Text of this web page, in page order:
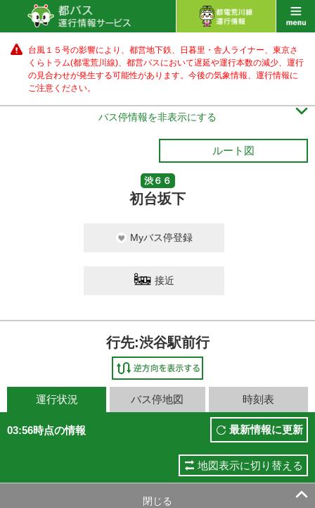
台風１５号の影響により、都営地下鉄、日暮里・舎人ライナー、東京さ
くらトラム(都電荒川線)、都営バスにおいて遅延や運行本数の減少、運行
の見合わせが発生する可能性があります。 今後の気象情報、運行情報に
ご注意ください。
バス停情報を非表示にする 
ルート図
渋６６
初台坂下
Myバス停登録
接近
行先:渋谷駅前行
運行状況 バス停地図 時刻表
03:56時点の情報 最新情報に更新
地図表示に切り替える
閉じる 